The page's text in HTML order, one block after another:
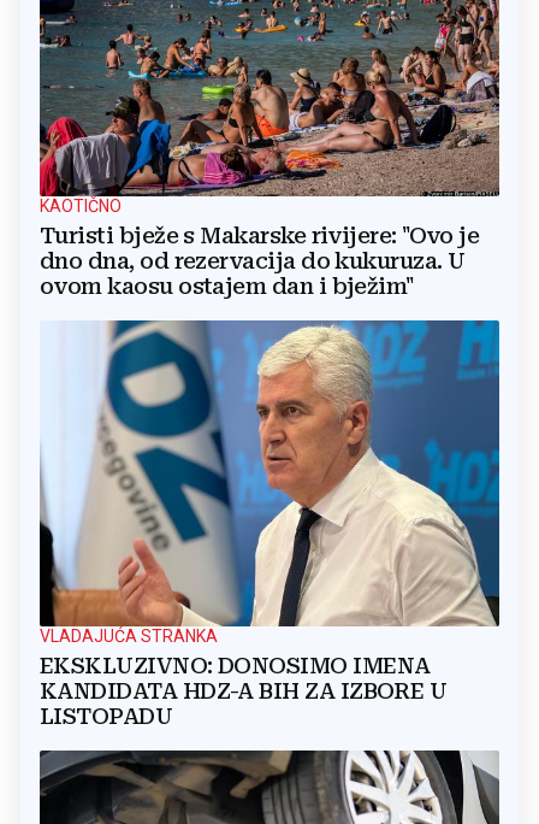
KAOTIČNO
Turisti bježe s Makarske rivijere: "Ovo je
dno dna, od rezervacija do kukuruza. U
ovom kaosu ostajem dan i bježim"
VLADAJUĆA STRANKA
EKSKLUZIVNO: DONOSIMO IMENA
KANDIDATA HDZ-A BIH ZA IZBORE U
LISTOPADU